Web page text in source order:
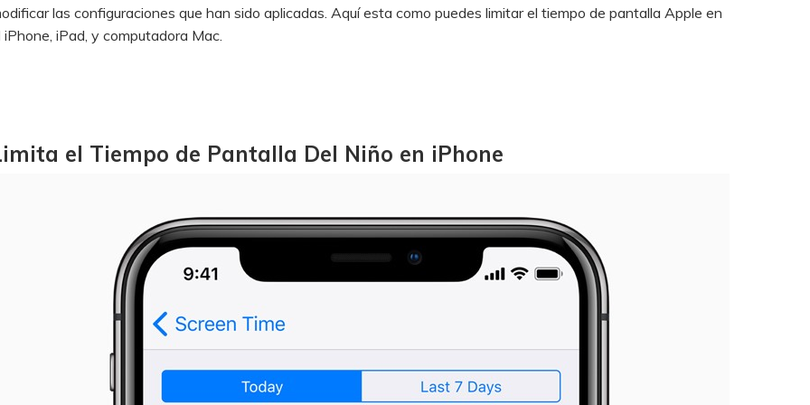
las configuraciones que han sido aplicadas. Aquí esta como puedes limitar el tiempo de pantalla Apple en
iPhone, iPad, y computadora Mac.
el Tiempo de Pantalla Del Niño en iPhone